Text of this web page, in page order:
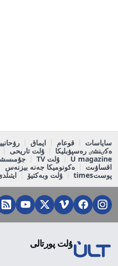
ساياسات قوعام ايماق
ەكٸنشٸ رەسپۋبليكا
ۇلت تاريحى
U magazine
ۇلت TV
اقساۋىت
ەكونوميكا جەنە بيزنەس
پوستtimes
ۇلت وبەكتيۆ
ۇلت پورتالى